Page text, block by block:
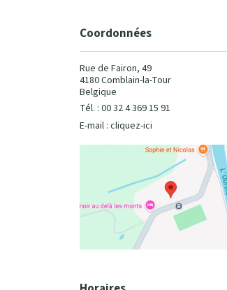
Coordonnées
Rue de Fairon, 49
4180 Comblain-la-Tour
Belgique
Tél. : 00 32 4 369 15 91
E-mail : cliquez-ici